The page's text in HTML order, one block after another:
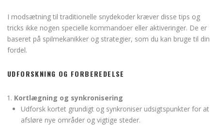
I modsætning til traditionelle snydekoder kræver disse tips og
tricks ikke nogen specielle kommandoer eller aktiveringer. De er
baseret på spilmekanikker og strategier, som du kan bruge til din
fordel.
UDFORSKNING OG FORBEREDELSE
Kortlægning og synkronisering
Udforsk kortet grundigt og synkroniser udsigtspunkter for at
afsløre nye områder og vigtige steder.